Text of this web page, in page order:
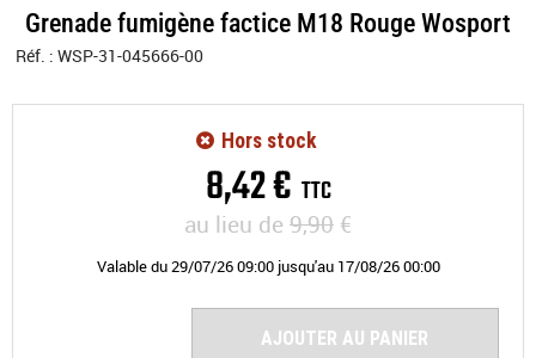
Grenade fumigène factice M18 Rouge Wosport
Réf. : WSP-31-045666-00
8,42€ TTC
au lieu de 9,90 €
Valabledu29/07/26 09:00 jusqu'au 17/08/26 00:00
Hors stock
AJOUTER AU PANIER